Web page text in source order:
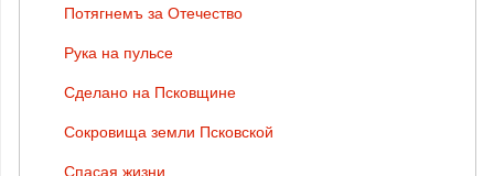
Потягнемъ за Отечество
Рука на пульсе
Сделано на Псковщине
Сокровища земли Псковской
Спасая жизни